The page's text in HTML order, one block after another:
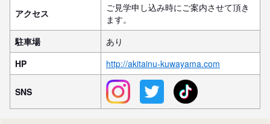
アクセス
ご見学申し込み時にご案内させて頂き
ます。
駐車場
あり
HP
http://akitainu-kuwayama.com
SNS